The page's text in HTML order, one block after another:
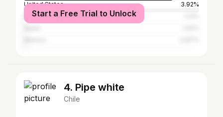
United States
3.92%
Brazil
Start a Free Trial to Unlock
4. Pipe white
Chile